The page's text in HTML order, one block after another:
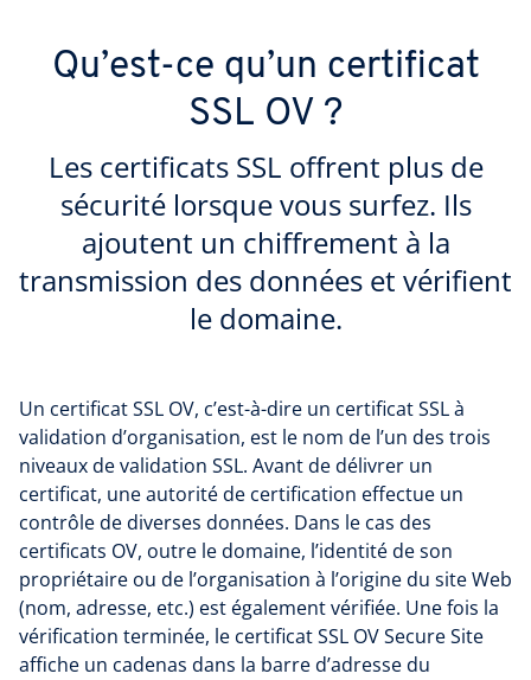
Qu’est-ce qu’un certificat
SSL OV ?
Les certificats SSL offrent plus de
sécurité lorsque vous surfez. Ils
ajoutent un chiffrement à la
transmission des données et vérifient
le domaine.
Un certificat SSL OV, c’est-à-dire un certificat SSL à
validation d’organisation, est le nom de l’un des trois
niveaux de validation SSL. Avant de délivrer un
certificat, une autorité de certification effectue un
contrôle de diverses données. Dans le cas des
certificats OV, outre le domaine, l’identité de son
propriétaire ou de l’organisation à l’origine du site Web
(nom, adresse, etc.) est également vérifiée. Une fois la
vérification terminée, le certificat SSL OV Secure Site
affiche un cadenas dans la barre d’adresse du